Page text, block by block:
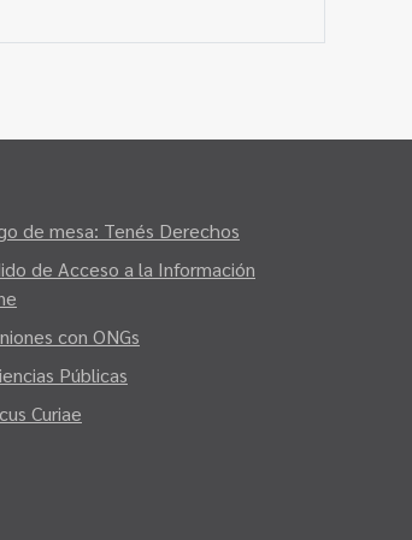
de mesa: Tenés Derechos
de Acceso a la Información
con ONGs
Públicas
Curiae